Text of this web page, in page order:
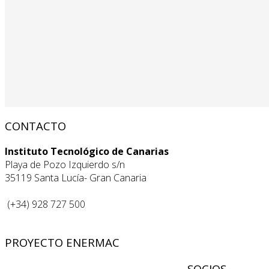
CONTACTO
Instituto Tecnológico de Canarias
Playa de Pozo Izquierdo s/n
35119 Santa Lucía- Gran Canaria
(+34) 928 727 500
PROYECTO ENERMAC